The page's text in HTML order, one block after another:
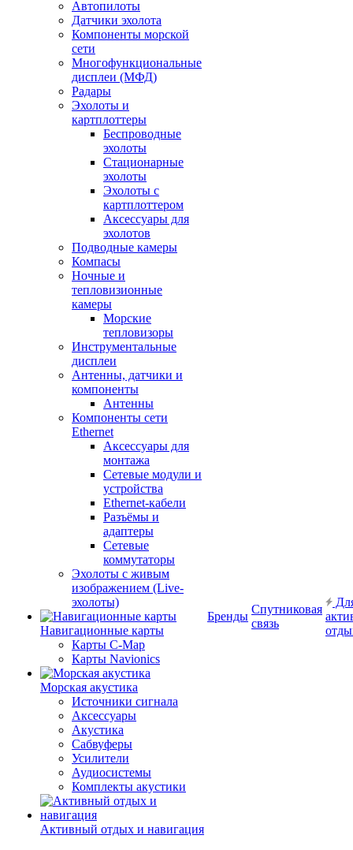
Автопилоты
Датчики эхолота
Компоненты морской
сети
Многофункциональные
дисплеи (МФД)
Радары
Эхолоты и
картплоттеры
Беспроводные
эхолоты
Стационарные
эхолоты
Эхолоты с
картплоттером
Аксессуары для
эхолотов
Подводные камеры
Компасы
Ночные и
тепловизионные
камеры
Морские
тепловизоры
Инструментальные
дисплеи
Антенны, датчики и
компоненты
Антенны
Компоненты сети
Ethernet
Аксессуары для
монтажа
Сетевые модули и
устройства
Ethernet-кабели
Разъёмы и
адаптеры
Сетевые
коммутаторы
Эхолоты с живым
изображением (Live-
эхолоты)
Навигационные карты
Карты C-Map
Карты Navionics
Морская акустика
Источники сигнала
Аксессуары
Акустика
Сабвуферы
Усилители
Аудиосистемы
Комплекты акустики
Активный отдых и навигация
Бренды
Спутниковая
связь